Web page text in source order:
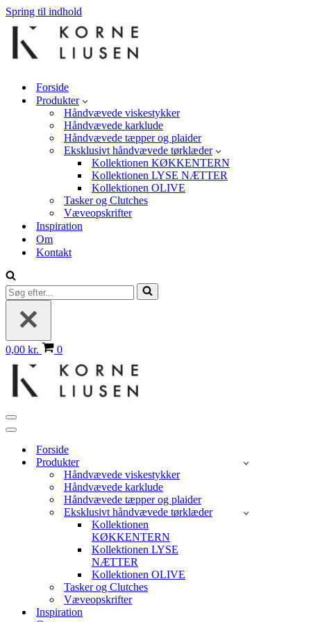
Spring til indhold
Forside
Produkter
Håndvævede viskestykker
Håndvævede karklude
Håndvævede tæpper og plaider
Eksklusivt håndvævede tørklæder
Kollektionen KØKKENTERN
Kollektionen LYSE NÆTTER
Kollektionen OLIVE
Tasker og Clutches
Væveopskrifter
Inspiration
Om
Kontakt
Søg
efter...
0,00 kr. Indkøbskurv
0
Navigation
menu
Navigation
Forside
Produkter
Håndvævede viskestykker
Håndvævede karklude
Håndvævede tæpper og plaider
Eksklusivt håndvævede tørklæder
Kollektionen
KØKKENTERN
Kollektionen LYSE
NÆTTER
Kollektionen OLIVE
Tasker og Clutches
Væveopskrifter
Inspiration